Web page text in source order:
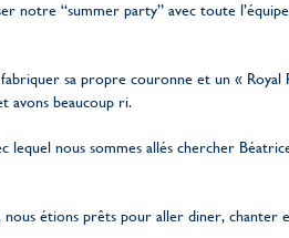
notre “summer party” avec toute
sa propre couronne et un «
avons beaucoup ri.
nous sommes allés chercher
nous étions prêts pour aller diner,